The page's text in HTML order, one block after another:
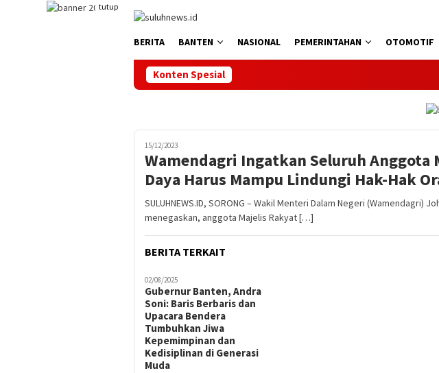
tutup
BERITA BANTEN NASIONAL PEMERINTAHAN OTOMOTIF
Konten Spesial
15/12/2023
Wamendagri Ingatkan Seluruh Anggota
Daya Harus Mampu Lindungi Hak-Hak
SULUHNEWS.ID, SORONG – Wakil Menteri Dalam Negeri (Wamendagri)
menegaskan, anggota Majelis Rakyat […]
BERITA TERKAIT
02/08/2025
Gubernur Banten, Andra
Soni: Baris Berbaris dan
Upacara Bendera
Tumbuhkan Jiwa
Kepemimpinan dan
Kedisiplinan di Generasi
Muda